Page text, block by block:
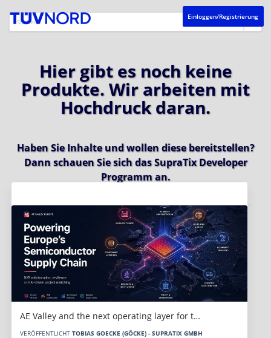
Einloggen/Registrierung
Hier gibt es noch keine
Produkte. Wir arbeiten mit
Hochdruck daran.
Haben Sie Inhalte und wollen diese bereitstellen?
Dann schauen Sie sich dasSupraTix Developer
Programman.
AE Valley and the next operating layer for t…
VERÖFFENTLICHT TOBIAS GOECKE (GÖCKE) - SUPRATIX GMBH